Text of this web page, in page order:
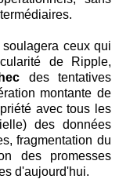
ceux qui
de Ripple,
des tentatives
montante de
avec tous les
des données
fragmentation du
des promesses
d'aujourd'hui.